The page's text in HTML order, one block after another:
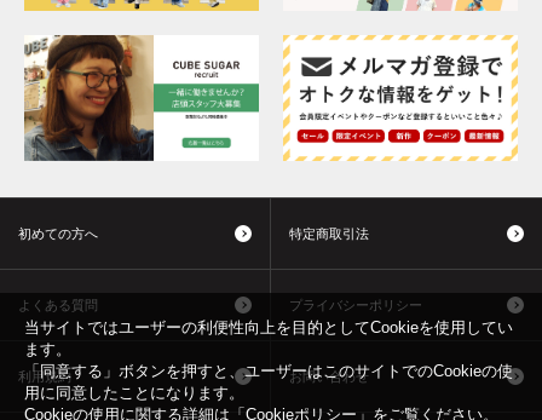
初めての方へ 特定商取引法
よくある質問 プライバシーポリシー
利用規約 お問い合わせ
当サイトではユーザーの利便性向上を目的としてCookieを使用してい
ます。
「同意する」ボタンを押すと、ユーザーはこのサイトでのCookieの使
用に同意したことになります。
Cookieの使用に関する詳細は「 Cookieポリシー 」をご覧ください。